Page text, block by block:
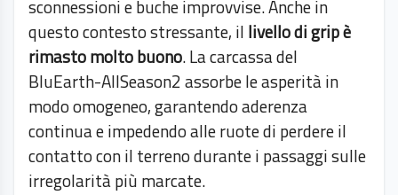
sconnessioni e buche improvvise. Anche in
questo contesto stressante, il livello di grip è
rimasto molto buono. La carcassa del
BluEarth-AllSeason2 assorbe le asperità in
modo omogeneo, garantendo aderenza
continua e impedendo alle ruote di perdere il
contatto con il terreno durante i passaggi sulle
irregolarità più marcate.